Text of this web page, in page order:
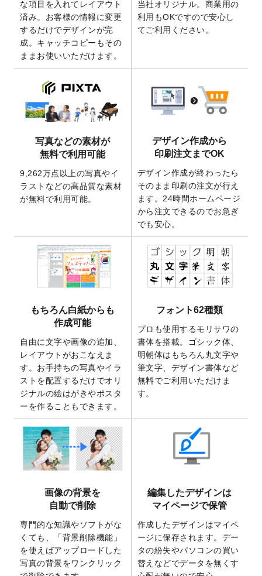
2026/4/23
コラム「 画像の配置・差し替え・トリミン
グ」「テンプレート間でパーツを流用する
方法」を公開いたしました。
2026/4/21
アクリルキーホルダーのデザインテンプレ
ート を追加いたしました。
りました！
2025/12/22
【新商品】アクリルキーホルダーが作成で
きるようになりました！
2025/12/22
2026年版4月始まりのカレンダーデザイン
テンプレート
を公開いたしました。
開いたしました。
2025/9/30
【新商品】クリアファイルバッグ が作成で
きるようになりました！
2026年午年の年賀状デザインテンプレート
を公開いたしました。
2025/9/10
喪中はがき・寒中見舞いのデザインテンプ
レートを公開いたしました。
2025/8/1
9,160万点以上の写真やイラスト素材が無料
2025/7/30
キャンバスプリントのデザインテンプレー
トを追加いたしました。
2025/6/30
暑中見舞いのデザインテンプレートを追加
しました。
2025/6/27
キャンバスプリントのデザインテンプレー
トを追加いたしました。
2025/6/24
2026年版1月始まりのカレンダーデザイン
テンプレートを公開いたしました。
2025/6/9
「背景削除機能
」を実装しました。
2025/4/3
DMのデザインテンプレートを追加しまし
た。
を追加しました。
マスキングテープのデザインテンプレート
を追加しました。
2025/1/15
配置できるデータ形式が増えました。
（pdf、psd、eps、tifに対応）
2024/12/24
2025年版4月始まりのカレンダーデザイン
な項目を入れてレイアウト
済み。お客様の情報に変更
するだけでデザインが完
成。キャッチコピーもその
ままお使いいただけます。
当社オリジナル。商業用の
利用もOKですので安心し
てご利用ください。
写真などの素材が
無料で利用可能
9,262万点以上の写真やイ
ラストなどの高品質な素材
が無料で利用可能。
デザイン作成から
印刷注文までOK
デザイン作成が終わったら
そのまま印刷の注文が行え
ます。24時間ホームページ
から注文できるのでお急ぎ
でも安心。
もちろん白紙からも
作成可能
自由に文字や画像の追加、
レイアウトがおこなえま
す。お手持ちの写真やイラ
ストを配置するだけでオリ
ジナルの絵はがきやポスタ
ーを作ることもできます。
フォント62種類
プロも使用するモリサワの
書体を搭載。ゴシック体、
明朝体はもちろん丸文字や
筆文字、デザイン書体など
無料でご利用いただけま
す。
画像の背景を
自動で削除
専門的な知識やソフトがな
くても、「背景削除機能」
を使えばアップロードした
写真の背景をワンクリック
編集したデザインは
マイページで保管
作成したデザインはマイペ
ージに保存されます。デー
タの紛失やパソコンの買い
替えなどでデータを無くす